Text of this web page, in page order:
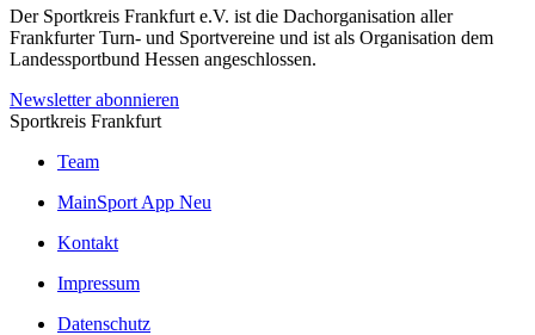
Der Sportkreis Frankfurt e.V. ist die Dachorganisation aller
Frankfurter Turn- und Sportvereine und ist als Organisation dem
Landessportbund Hessen angeschlossen.
Newsletter abonnieren
Sportkreis Frankfurt
Team
MainSport App Neu
Kontakt
Impressum
Datenschutz